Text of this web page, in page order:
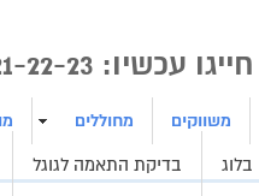
חייגו עכשיו: 1800-21-22-23
בלוג בדיקת התאמה לגוגל
משווקים מחוללים